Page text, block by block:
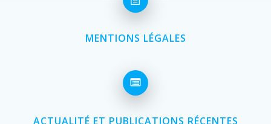
MENTIONS LÉGALES
ACTUALITÉ ET PUBLICATIONS RÉCENTES